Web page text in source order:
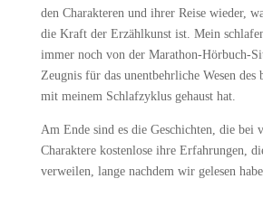
den Charakteren und ihrer Reise wieder,
die Kraft der Erzählkunst ist. Mein
immer noch von der Marathon-Hörbuch-
Zeugnis für das unentbehrliche Wesen des
mit meinem Schlafzyklus gehaust hat.
Am Ende sind es die Geschichten, die bei
Charaktere kostenlose ihre Erfahrungen,
verweilen, lange nachdem wir gelesen